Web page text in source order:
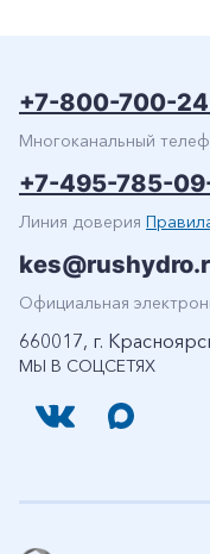
МЫ В СОЦСЕТЯХ
+7-800-700-
Многоканальный
+7-495-785-
Линия доверия
Официальная
660017, г.